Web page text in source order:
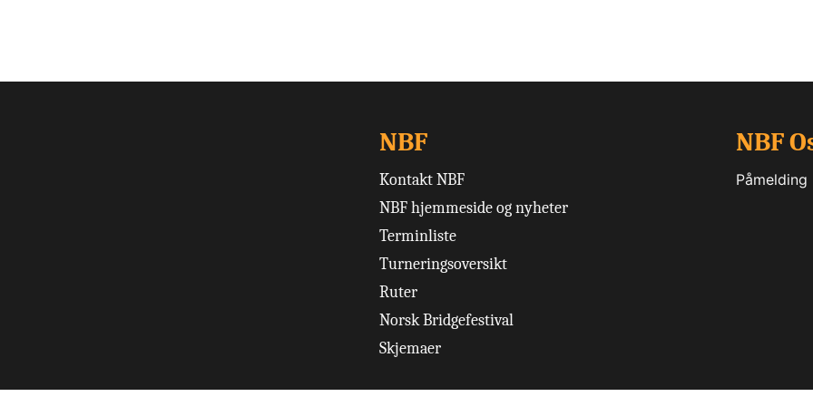
NBF
Kontakt NBF
NBF hjemmeside og nyheter
Terminliste
Turneringsoversikt
Ruter
Norsk Bridgefestival
Skjemaer
NBF
Påmelding